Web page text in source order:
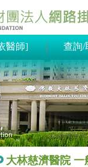
大林慈濟醫院